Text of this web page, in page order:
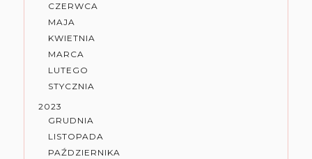
CZERWCA
MAJA
KWIETNIA
MARCA
LUTEGO
STYCZNIA
2023
GRUDNIA
LISTOPADA
PAŹDZIERNIKA